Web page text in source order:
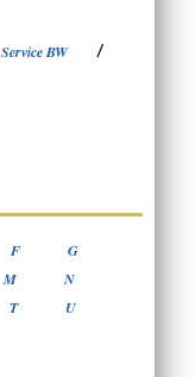
Service BW
/
F
G
M
N
T
U